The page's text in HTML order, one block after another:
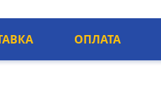
ОПЛАТА